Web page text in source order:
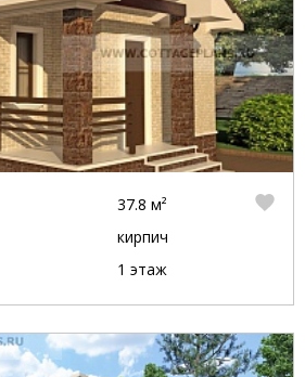
37.8 м²
кирпич
1 этаж